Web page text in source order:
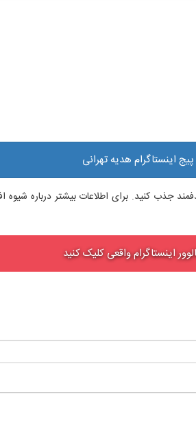
اینستاگرام هدیه تهرانی
جذب کنید. برای اطلاعات بیشتر درباره
اینستاگرام واقعی کلیک کنید